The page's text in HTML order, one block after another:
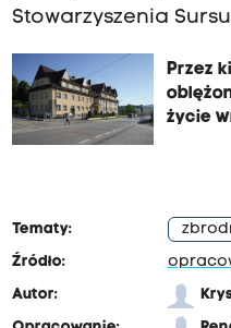
Stowarzyszenia
Przez
życie
Tematy:
Źródło:
Autor: